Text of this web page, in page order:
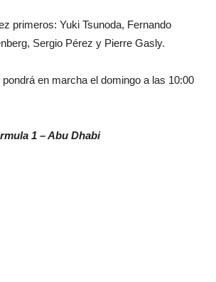
primeros: Yuki Tsunoda, Fernando
Sergio Pérez y Pierre Gasly.
en marcha el domingo a las 10:00
1 – Abu Dhabi